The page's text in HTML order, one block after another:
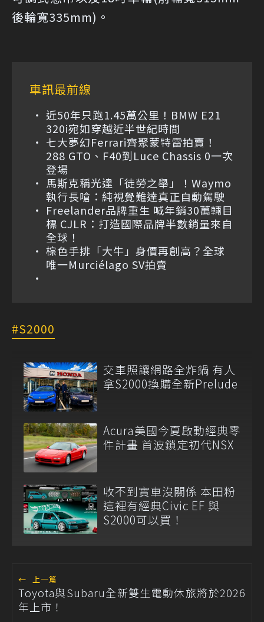
後輪寬335mm)。
車訊最前線
近50年只跑1.45萬公里！BMW E21
320i宛如穿越近半世紀時間
七大夢幻Ferrari齊聚蒙特雷拍賣！
288 GTO、F40到Luce Chassis 0一次
登場
馬斯克稱光達「徒勞之舉」！Waymo
執行長嗆：純視覺難達真正自動駕駛
Freelander品牌重生 喊年銷30萬輛目
標 CJLR：打造國際品牌半數銷量來自
全球！
棕色手排「大牛」身價再創高？全球
唯一Murciélago SV拍賣
S2000
交車照讓網路全炸鍋 有人
拿S2000換購全新Prelude
Acura美國今夏啟動經典零
件計畫 首波鎖定初代NSX
收不到實車沒關係 本田粉
這裡有經典Civic EF 與
S2000可以買！
← 上一篇
Toyota與Subaru全新雙生電動休旅將於2026
年上市！